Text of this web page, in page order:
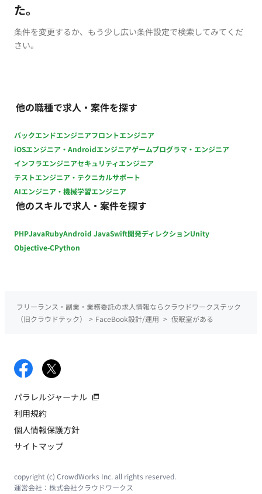
た。
条件を変更するか、もう少し広い条件設定で検索してみてくだ
さい。
他の職種で求人・案件を探す
バックエンドエンジニアフロントエンジニア
iOSエンジニア・Androidエンジニアゲームプログラマ・エンジニア
インフラエンジニアセキュリティエンジニア
テストエンジニア・テクニカルサポート
AIエンジニア・機械学習エンジニア
他のスキルで求人・案件を探す
PHPJavaRubyAndroid JavaSwift開発ディレクションUnity
Objective-CPython
フリーランス・副業・業務委託の求人情報ならクラウドワークステック
（旧クラウドテック）
> FaceBook設計/運用 > 仮眠室がある
パラレルジャーナル
利用規約
個人情報保護方針
サイトマップ
copyright (c) CrowdWorks Inc. all rights reserved.
運営会社： 株式会社クラウドワークス